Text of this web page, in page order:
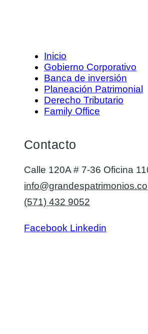
Inicio
Gobierno Corporativo
Banca de inversión
Planeación Patrimonial
Derecho Tributario
Family Office
Contacto
Calle 120A # 7-36 Oficina
info@grandespatrimonios.co
(571) 432 9052
Facebook Linkedin